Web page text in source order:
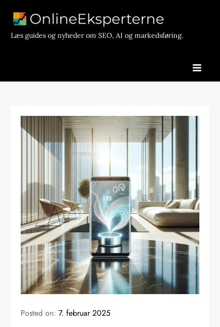
contentLæs guides og nyheder om SEO, AI og markedsføring.
Posted on:7. februar 2025